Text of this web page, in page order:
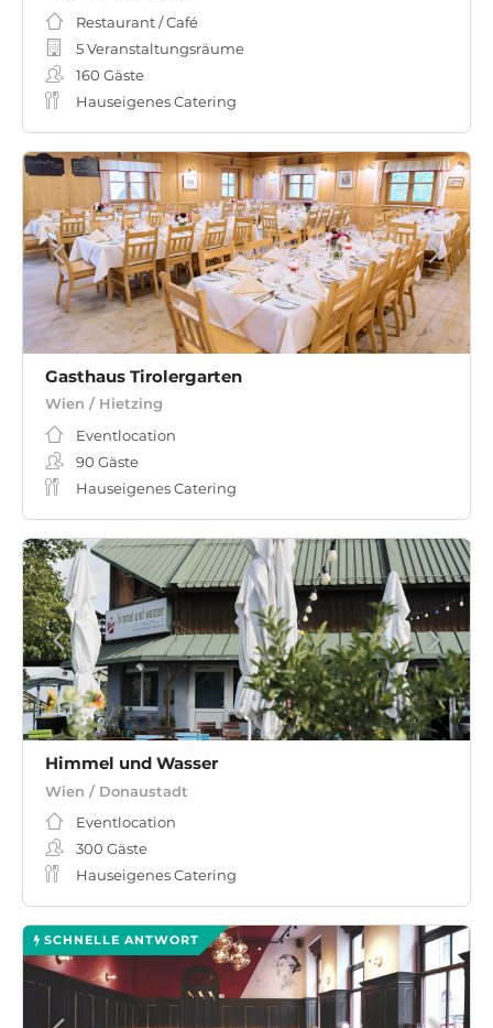
Restaurant / Café
5 Veranstaltungsräume
160 Gäste
Hauseigenes Catering
Gasthaus Tirolergarten
Wien / Hietzing
Eventlocation
90 Gäste
Hauseigenes Catering
Himmel und Wasser
Wien / Donaustadt
Eventlocation
300 Gäste
Hauseigenes Catering
SCHNELLE ANTWORT